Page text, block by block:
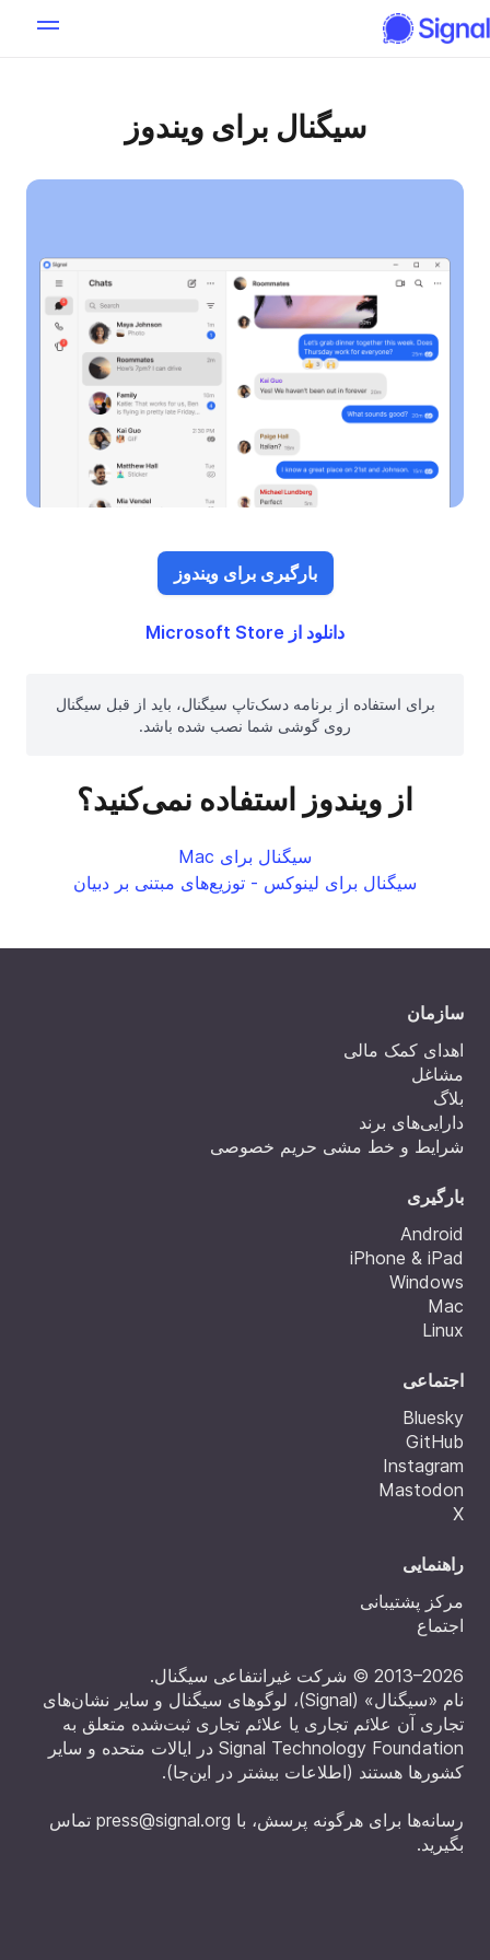
سیگنال برای ویندوز
بارگیری برای ویندوز
دانلود از Microsoft Store
برای استفاده از برنامه دسک‌تاپ سیگنال، باید از قبل سیگنال
روی گوشی شما نصب شده باشد.
از ویندوز استفاده نمی‌کنید؟
سیگنال برای Mac
سیگنال برای لینوکس - توزیع‌های مبتنی بر دبیان
سازمان
اهدای کمک مالی
مشاغل
بلاگ
دارایی‌های برند
شرایط و خط مشی حریم خصوصی
بارگیری
Android
iPhone & iPad
Windows
Mac
Linux
اجتماعی
Bluesky
GitHub
Instagram
Mastodon
X
راهنمایی
مرکز پشتیبانی
اجتماع
‎© 2013‎–2026 شرکت غیرانتفاعی سیگنال.
نام «سیگنال» (Signal)، لوگوهای سیگنال و سایر نشان‌های
تجاری آن علائم تجاری یا علائم تجاری ثبت‌شده متعلق به
Signal Technology Foundation در ایالات متحده و سایر
کشورها هستند (اطلاعات بیشتر در این‌جا).
رسانه‌ها برای هرگونه پرسش، با press@signal.org تماس
بگیرید.